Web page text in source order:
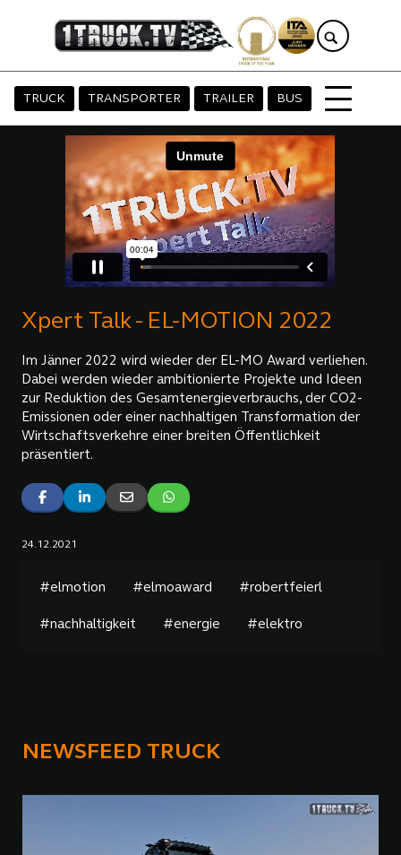
TRUCK TRANSPORTER TRAILER BUS
Xpert Talk - EL-MOTION 2022
Im Jänner 2022 wird wieder der EL-MO Award verliehen.
Dabei werden wieder ambitionierte Projekte und Ideen
zur Reduktion des Gesamtenergieverbrauchs, der CO2-
Emissionen oder einer nachhaltigen Transformation der
Wirtschaftsverkehre einer breiten Öffentlichkeit
präsentiert.
24.12.2021
#elmotion #elmoaward #robertfeierl
#nachhaltigkeit #energie #elektro
NEWSFEED TRUCK